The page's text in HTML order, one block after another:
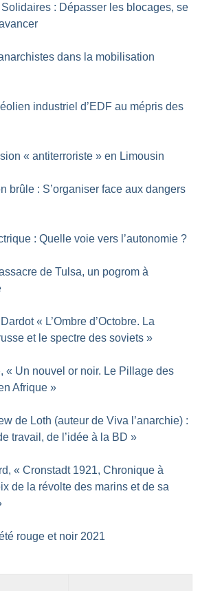
: Dépasser les blocages, se
dans la mobilisation
industriel d’EDF au mépris des
« antiterroriste » en Limousin
brûle : S’organiser face aux dangers
: Quelle voie vers l’autonomie ?
de Tulsa, un pogrom à
« L’Ombre d’Octobre. La
et le spectre des soviets »
« Un nouvel or noir. Le Pillage des
Afrique »
de Loth (auteur de Viva l’anarchie) :
travail, de l’idée à la BD »
« Cronstadt 1921, Chronique à
de la révolte des marins et de sa
rouge et noir 2021